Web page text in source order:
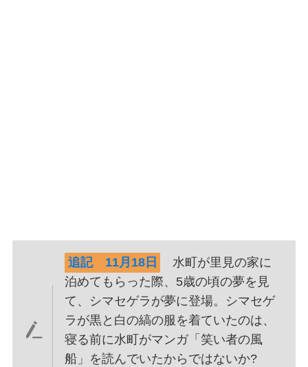
追記 11月18日
水町が里見の家に
泊めてもらった際、5歳の頃の夢を見
て、シマセゲラが夢に登場。シマセゲ
ラが黒と白の縞の服を着ていたのは、
寝る前に水町がマンガ「笑い者の風
船」を読んでいたからではないか?